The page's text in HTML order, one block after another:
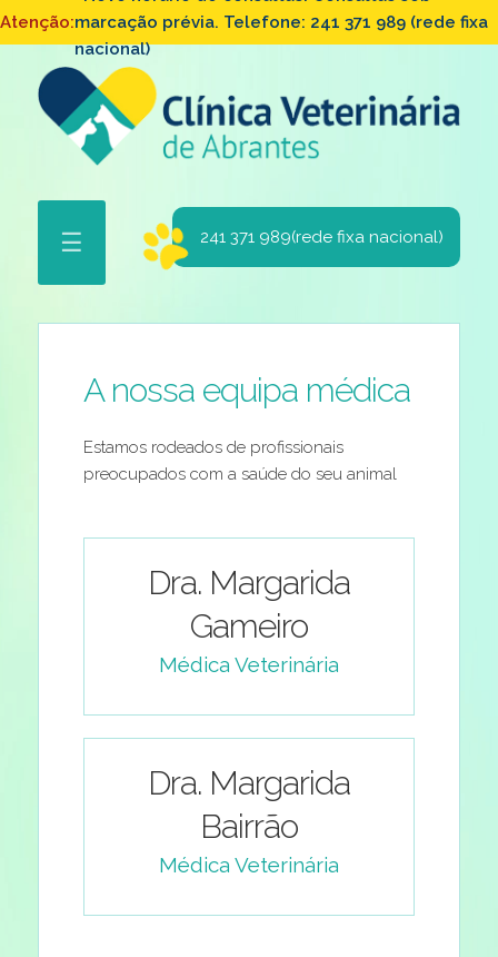
Atenção:marcação prévia. Telefone: 241 371 989 (rede fixa
nacional)
241 371 989(rede fixa nacional)
☰
A nossa equipa médica
Estamos rodeados de profissionais
preocupados com a saúde do seu animal
Dra. Margarida
Gameiro
Médica Veterinária
Dra. Margarida
Bairrão
Médica Veterinária